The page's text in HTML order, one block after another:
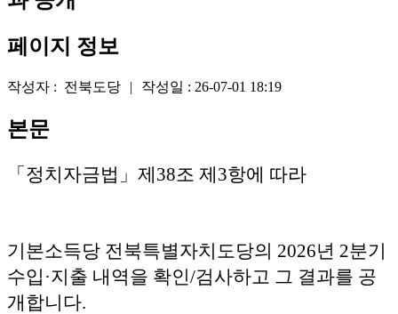
페이지 정보
작성자 : 전북도당 | 작성일 : 26-07-01 18:19
본문
「정치자금법」제38조 제3항에 따라
기본소득당 전북특별자치도당의 2026년 2분기
수입·지출 내역을 확인/검사하고 그 결과를 공
개합니다.